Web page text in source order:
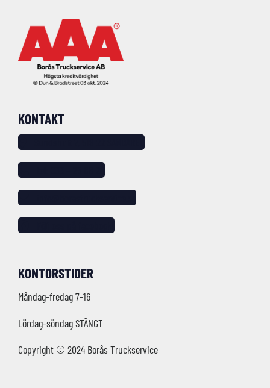
KONTAKT
KONTORSTIDER
Måndag-fredag 7-16
Lördag-söndag STÄNGT
Copyright © 2024 Borås Truckservice